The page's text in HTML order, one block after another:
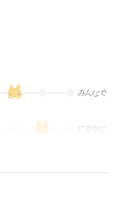
みんなで
にぎやか